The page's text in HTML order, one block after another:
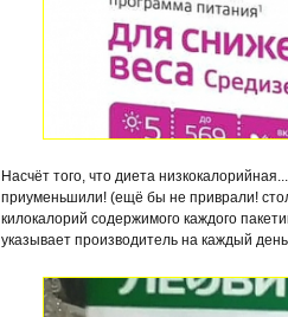
Насчёт того, что диета
приуменьшили! (ещё бы не приврали!
килокалорий содержимого каждого
указывает производитель на каждый день.